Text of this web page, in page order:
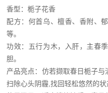
香型：栀子花香
配方：何首乌、檀香、香附、
等。
功效：五行为木，入肝，主春
胆。
产品亮点：仿若撷取春日栀子
扫除心头阴霾,找回轻松悠然的状